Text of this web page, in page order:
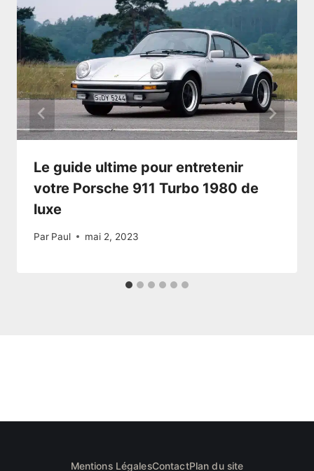
Le guide ultime pour entretenir
votre Porsche 911 Turbo 1980 de
luxe
Par Paul mai 2, 2023
Mentions LégalesContactPlan du site